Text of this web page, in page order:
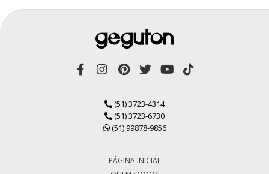
(51) 3723-4314
(51) 3723-6730
(51) 99878-9856
PÁGINA INICIAL